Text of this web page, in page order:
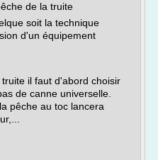
de la truite
soit la technique
d'un équipement
il faut d'abord choisir
de canne universelle.
pêche au toc lancera